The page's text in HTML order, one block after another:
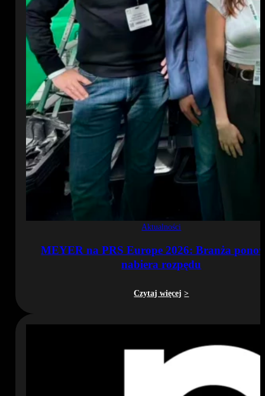
Aktualności
MEYER na PRS Europe 2026: Branża
nabiera rozpędu
Czytaj więcej